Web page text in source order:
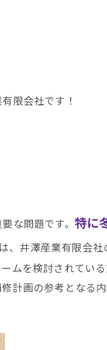
限会社です！
な問題です。 特に
井澤産業有限会社
ムを検討されてい
画の参考となる内